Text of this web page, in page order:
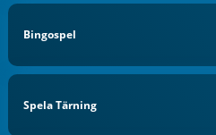
Bingospel
Spela Tärning